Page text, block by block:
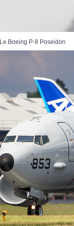
Le Boeing P-8 Poseidon